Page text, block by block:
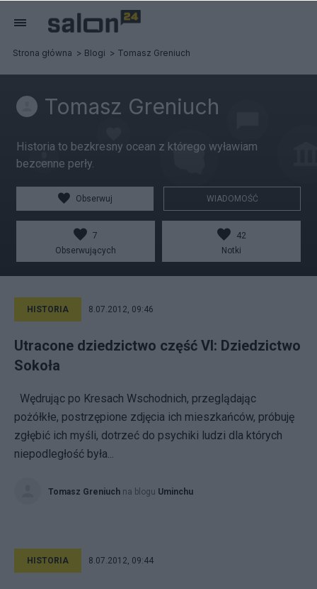
Strona główna Blogi Tomasz Greniuch
Tomasz Greniuch
Historia to bezkresny ocean z którego wyławiam
bezcenne perły.
Obserwuj WIADOMOŚĆ
7
Obserwujących
42
Notki
HISTORIA 8.07.2012, 09:46
Utracone dziedzictwo część VI: Dziedzictwo
Sokoła
Wędrując po Kresach Wschodnich, przeglądając
pożółkłe, postrzępione zdjęcia ich mieszkańców, próbuję
zgłębić ich myśli, dotrzeć do psychiki ludzi dla których
niepodległość była...
Tomasz Greniuch na blogu Uminchu
HISTORIA 8.07.2012, 09:44